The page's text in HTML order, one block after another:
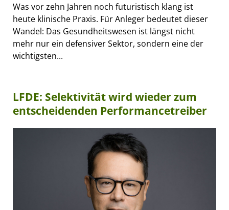
Was vor zehn Jahren noch futuristisch klang ist
heute klinische Praxis. Für Anleger bedeutet dieser
Wandel: Das Gesundheitswesen ist längst nicht
mehr nur ein defensiver Sektor, sondern eine der
wichtigsten...
LFDE: Selektivität wird wieder zum
entscheidenden Performancetreiber